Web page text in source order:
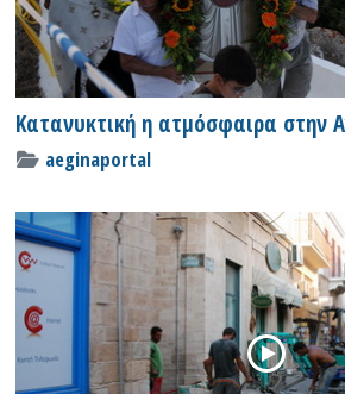
Κατανυκτική η ατμόσφαιρα στην
aeginaportal